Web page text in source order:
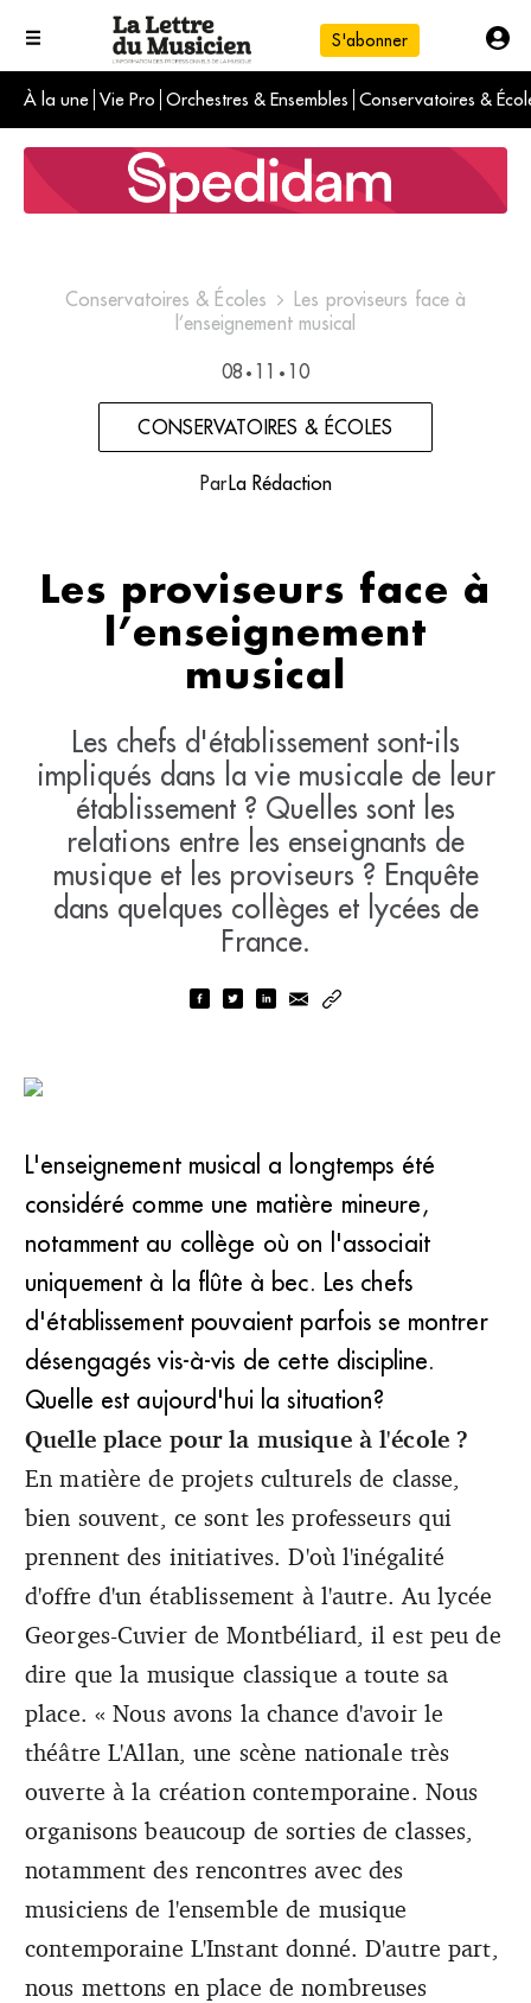
S'abonner
À la une Vie Pro Orchestres & Ensembles Conservatoires &
L'info du jour
Le numéro du mois
International
Conservatoires & Écoles
Les proviseurs face à
l’enseignement musical
08 • 11 • 10
CONSERVATOIRES & ÉCOLES
ParLa Rédaction
Les proviseurs face à
l’enseignement
musical
Les chefs d'établissement sont-ils
impliqués dans la vie musicale de leur
établissement ? Quelles sont les
relations entre les enseignants de
musique et les proviseurs ? Enquête
dans quelques collèges et lycées de
France.
L'enseignement musical a longtemps été
considéré comme une matière mineure,
notamment au collège où on l'associait
uniquement à la flûte à bec. Les chefs
d'établissement pouvaient parfois se montrer
désengagés vis-à-vis de cette discipline.
Quelle est aujourd'hui la situation?
Quelle place pour la musique à l'école ?
En matière de projets culturels de classe,
bien souvent, ce sont les professeurs qui
prennent des initiatives. D'où l'inégalité
d'offre d'un établissement à l'autre. Au lycée
Georges-Cuvier de Montbéliard, il est peu de
dire que la musique classique a toute sa
place. « Nous avons la chance d'avoir le
théâtre L'Allan, une scène nationale très
ouverte à la création contemporaine. Nous
organisons beaucoup de sorties de classes,
notamment des rencontres avec des
musiciens de l'ensemble de musique
contemporaine L'Instant donné. D'autre part,
nous mettons en place de nombreuses